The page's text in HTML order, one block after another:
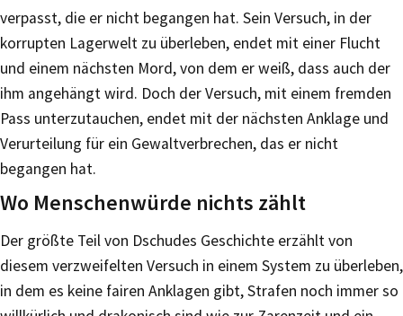
verpasst, die er nicht begangen hat. Sein Versuch, in der
korrupten Lagerwelt zu überleben, endet mit einer Flucht
und einem nächsten Mord, von dem er weiß, dass auch der
ihm angehängt wird. Doch der Versuch, mit einem fremden
Pass unterzutauchen, endet mit der nächsten Anklage und
Verurteilung für ein Gewaltverbrechen, das er nicht
begangen hat.
Wo Menschenwürde nichts zählt
Der größte Teil von Dschudes Geschichte erzählt von
diesem verzweifelten Versuch in einem System zu überleben,
in dem es keine fairen Anklagen gibt, Strafen noch immer so